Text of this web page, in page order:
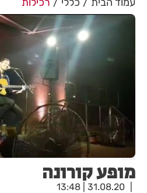
מופע קורונה
31.08.20 | 13:48